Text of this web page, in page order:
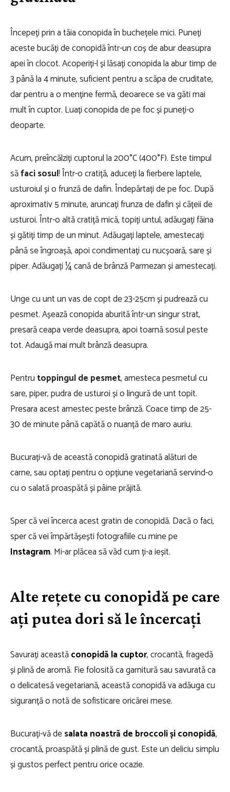
Începeți prin a tăia conopida în buchețele mici. Puneți
aceste bucăți de conopidă într-un coș de abur deasupra
apei în clocot. Acoperiți-l și lăsați conopida la abur timp de
3 până la 4 minute, suficient pentru a scăpa de cruditate,
dar pentru a o menține fermă, deoarece se va găti mai
mult în cuptor. Luați conopida de pe foc și puneți-o
deoparte.
Acum, preîncălziți cuptorul la 200°C (400°F). Este timpul
săfaci sosul! Într-o cratiță, aduceți la fierbere laptele,
usturoiul și o frunză de dafin. Îndepărtați de pe foc. După
aproximativ 5 minute, aruncați frunza de dafin și cățeii de
usturoi. Într-o altă cratiță mică, topiți untul, adăugați făina
și gătiți timp de un minut. Adăugați laptele, amestecați
până se îngroașă, apoi condimentați cu nucșoară, sare și
piper. Adăugați ¼ cană de brânză Parmezan și amestecați.
Unge cu unt un vas de copt de 23-25cm și pudrează cu
pesmet. Așează conopida aburită într-un singur strat,
presară ceapa verde deasupra, apoi toarnă sosul peste
tot. Adaugă mai mult brânză deasupra.
Pentru toppingul de pesmet, amesteca pesmetul cu
sare, piper, pudra de usturoi și o lingură de unt topit.
Presara acest amestec peste brânză. Coace timp de 25-
30 de minute până capătă o nuanță de maro auriu.
Bucurați-vă de această conopidă gratinată alături de
carne, sau optați pentru o opțiune vegetariană servind-o
cu o salată proaspătă și pâine prăjită.
Sper că vei încerca acest gratin de conopidă. Dacă o faci,
sper că vei împărtășești fotografiile cu mine pe
Instagram. Mi-ar plăcea să văd cum ți-a ieșit.
Alte rețete cu conopidă pe care
ați putea dori să le încercați
Savurați aceastăconopidă la cuptor, crocantă, fragedă
și plină de aromă. Fie folosită ca garnitură sau savurată ca
o delicatesă vegetariană, această conopidă va adăuga cu
siguranță o notă de sofisticare oricărei mese.
Bucurați-vă desalata noastră de broccoli și conopidă,
crocantă, proaspătă și plină de gust. Este un deliciu simplu
și gustos perfect pentru orice ocazie.